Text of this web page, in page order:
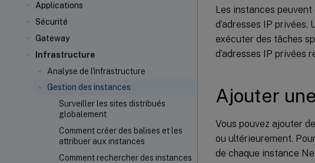
Applications
Sécurité
Gateway
Infrastructure
Analyse de l'infrastructure
Gestion des instances
Surveiller les sites distribués
globalement
Comment créer des balises et les
attribuer aux instances
Comment rechercher des instances
Les instances
d’adresses IP
exécuter des tâches
d’adresses IP privées
Ajouter
Vous pouvez ajouter
ou ultérieurement.
de chaque instance